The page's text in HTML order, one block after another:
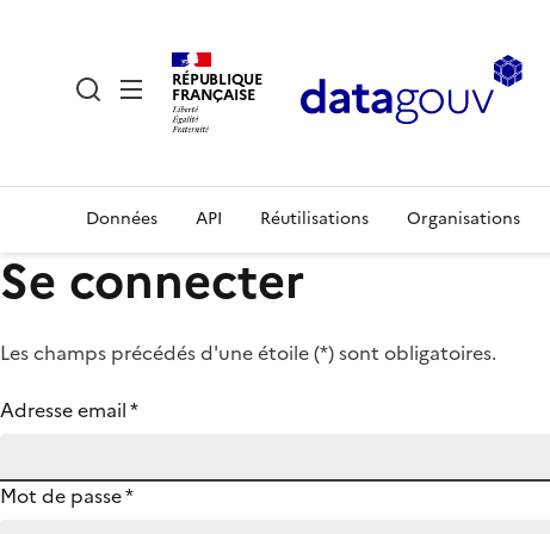
RÉPUBLIQUE
FRANÇAISE
Données API Réutilisations Organisations
Se connecter
Les champs précédés d'une étoile (*) sont obligatoires.
Adresse email*
Mot de passe*